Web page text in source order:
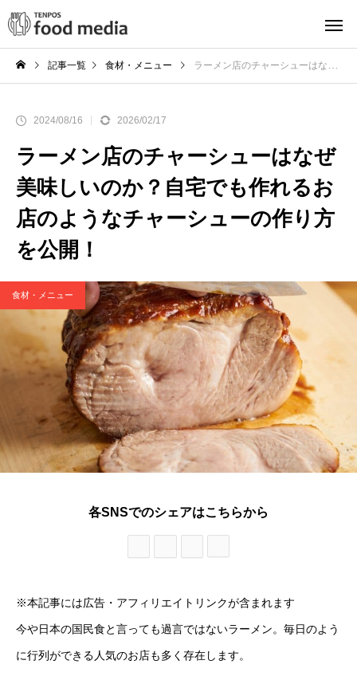
記事一覧 食材・メニュー ラーメン店のチャーシューはなぜ美味しいのか？自宅でも作れるお店のようなチャーシューの作り方を公開！
2024/08/16 2026/02/17
ラーメン店のチャーシューはなぜ
美味しいのか？自宅でも作れるお
店のようなチャーシューの作り方
を公開！
食材・メニュー
各SNSでのシェアはこちらから
※本記事には広告・アフィリエイトリンクが含まれます
今や日本の国民食と言っても過言ではないラーメン。毎日のよう
に行列ができる人気のお店も多く存在します。